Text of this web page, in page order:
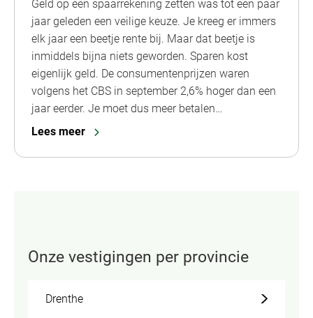
Geld op een spaarrekening zetten was tot een paar
jaar geleden een veilige keuze. Je kreeg er immers
elk jaar een beetje rente bij. Maar dat beetje is
inmiddels bijna niets geworden. Sparen kost
eigenlijk geld. De consumentenprijzen waren
volgens het CBS in september 2,6% hoger dan een
jaar eerder. Je moet dus meer betalen…
Lees meer
Onze vestigingen per provincie
Drenthe